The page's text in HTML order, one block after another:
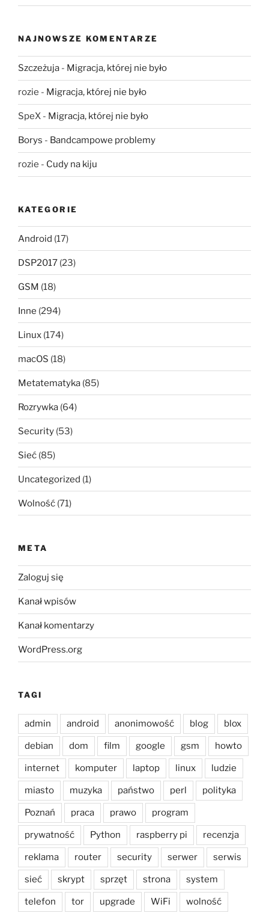
NAJNOWSZE KOMENTARZE
Szczeżuja - Migracja, której nie było
rozie - Migracja, której nie było
SpeX - Migracja, której nie było
Borys - Bandcampowe problemy
rozie - Cudy na kiju
KATEGORIE
Android (17)
DSP2017 (23)
GSM (18)
Inne (294)
Linux (174)
macOS (18)
Metatematyka (85)
Rozrywka (64)
Security (53)
Sieć (85)
Uncategorized (1)
Wolność (71)
META
Zaloguj się
Kanał wpisów
Kanał komentarzy
WordPress.org
TAGI
admin android anonimowość blog blox
debian dom film google gsm howto
internet komputer laptop linux ludzie
miasto muzyka państwo perl polityka
Poznań praca prawo program
prywatność Python raspberry pi recenzja
reklama router security serwer serwis
sieć skrypt sprzęt strona system
telefon tor upgrade WiFi wolność